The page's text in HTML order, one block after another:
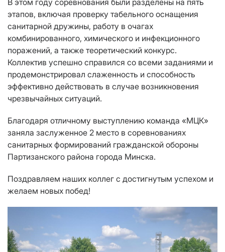
В этом году соревнования были разделены на пять
этапов, включая проверку табельного оснащения
санитарной дружины, работу в очагах
комбинированного, химического и инфекционного
поражений, а также теоретический конкурс.
Коллектив успешно справился со всеми заданиями и
продемонстрировал слаженность и способность
эффективно действовать в случае возникновения
чрезвычайных ситуаций.
Благодаря отличному выступлению команда «МЦК»
заняла заслуженное 2 место в соревнованиях
санитарных формирований гражданской обороны
Партизанского района города Минска.
Поздравляем наших коллег с достигнутым успехом и
желаем новых побед!